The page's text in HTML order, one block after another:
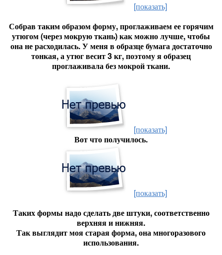
[показать]
Собрав таким образом форму, проглаживаем ее горячим
утюгом (через мокрую ткань) как можно лучше, чтобы
она не расходилась. У меня в образце бумага достаточно
тонкая, а утюг весит 3 кг, поэтому я образец
проглаживала без мокрой ткани.
[показать]
Вот что получилось.
[показать]
Таких формы надо сделать две штуки, соответственно
верхняя и нижняя.
Так выглядит моя старая форма, она многоразового
использования.